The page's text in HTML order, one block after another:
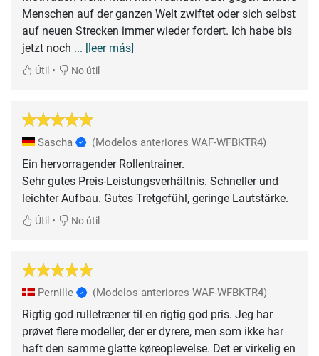
Menschen auf der ganzen Welt zwiftet oder sich selbst
auf neuen Strecken immer wieder fordert. Ich habe bis
jetzt noch ... [leer más]
Útil • No útil
Sascha (Modelos anteriores WAF-WFBKTR4)
Ein hervorragender Rollentrainer.
Sehr gutes Preis-Leistungsverhältnis. Schneller und
leichter Aufbau. Gutes Tretgefühl, geringe Lautstärke.
Útil • No útil
Pernille (Modelos anteriores WAF-WFBKTR4)
Rigtig god rulletræner til en rigtig god pris. Jeg har
prøvet flere modeller, der er dyrere, men som ikke har
haft den samme glatte køreoplevelse. Det er virkelig en